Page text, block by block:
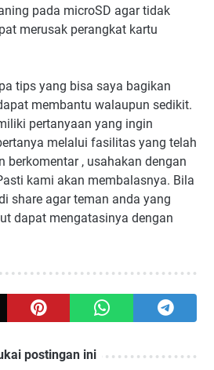
pada microSD agar tidak
merusak perangkat kartu
tips yang bisa saya bagikan
membantu walaupun sedikit.
pertanyaan yang ingin
melalui fasilitas yang telah
berkomentar , usahakan dengan
kami akan membalasnya. Bila
share agar teman anda yang
dapat mengatasinya dengan
postingan ini